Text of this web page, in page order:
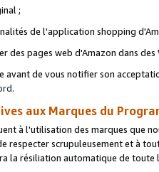
;
de l'application shopping
des pages web d'Amazon dans
avant de vous notifier son
.
aux Marques du
à l'utilisation des marques que
respecter scrupuleusement et à
la résiliation automatique de